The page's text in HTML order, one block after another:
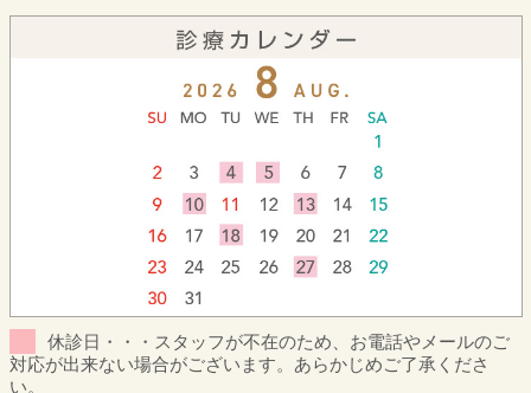
休診日・・・スタッフが不在のため、お電話やメールのご
対応が出来ない場合がございます。あらかじめご了承くださ
い。